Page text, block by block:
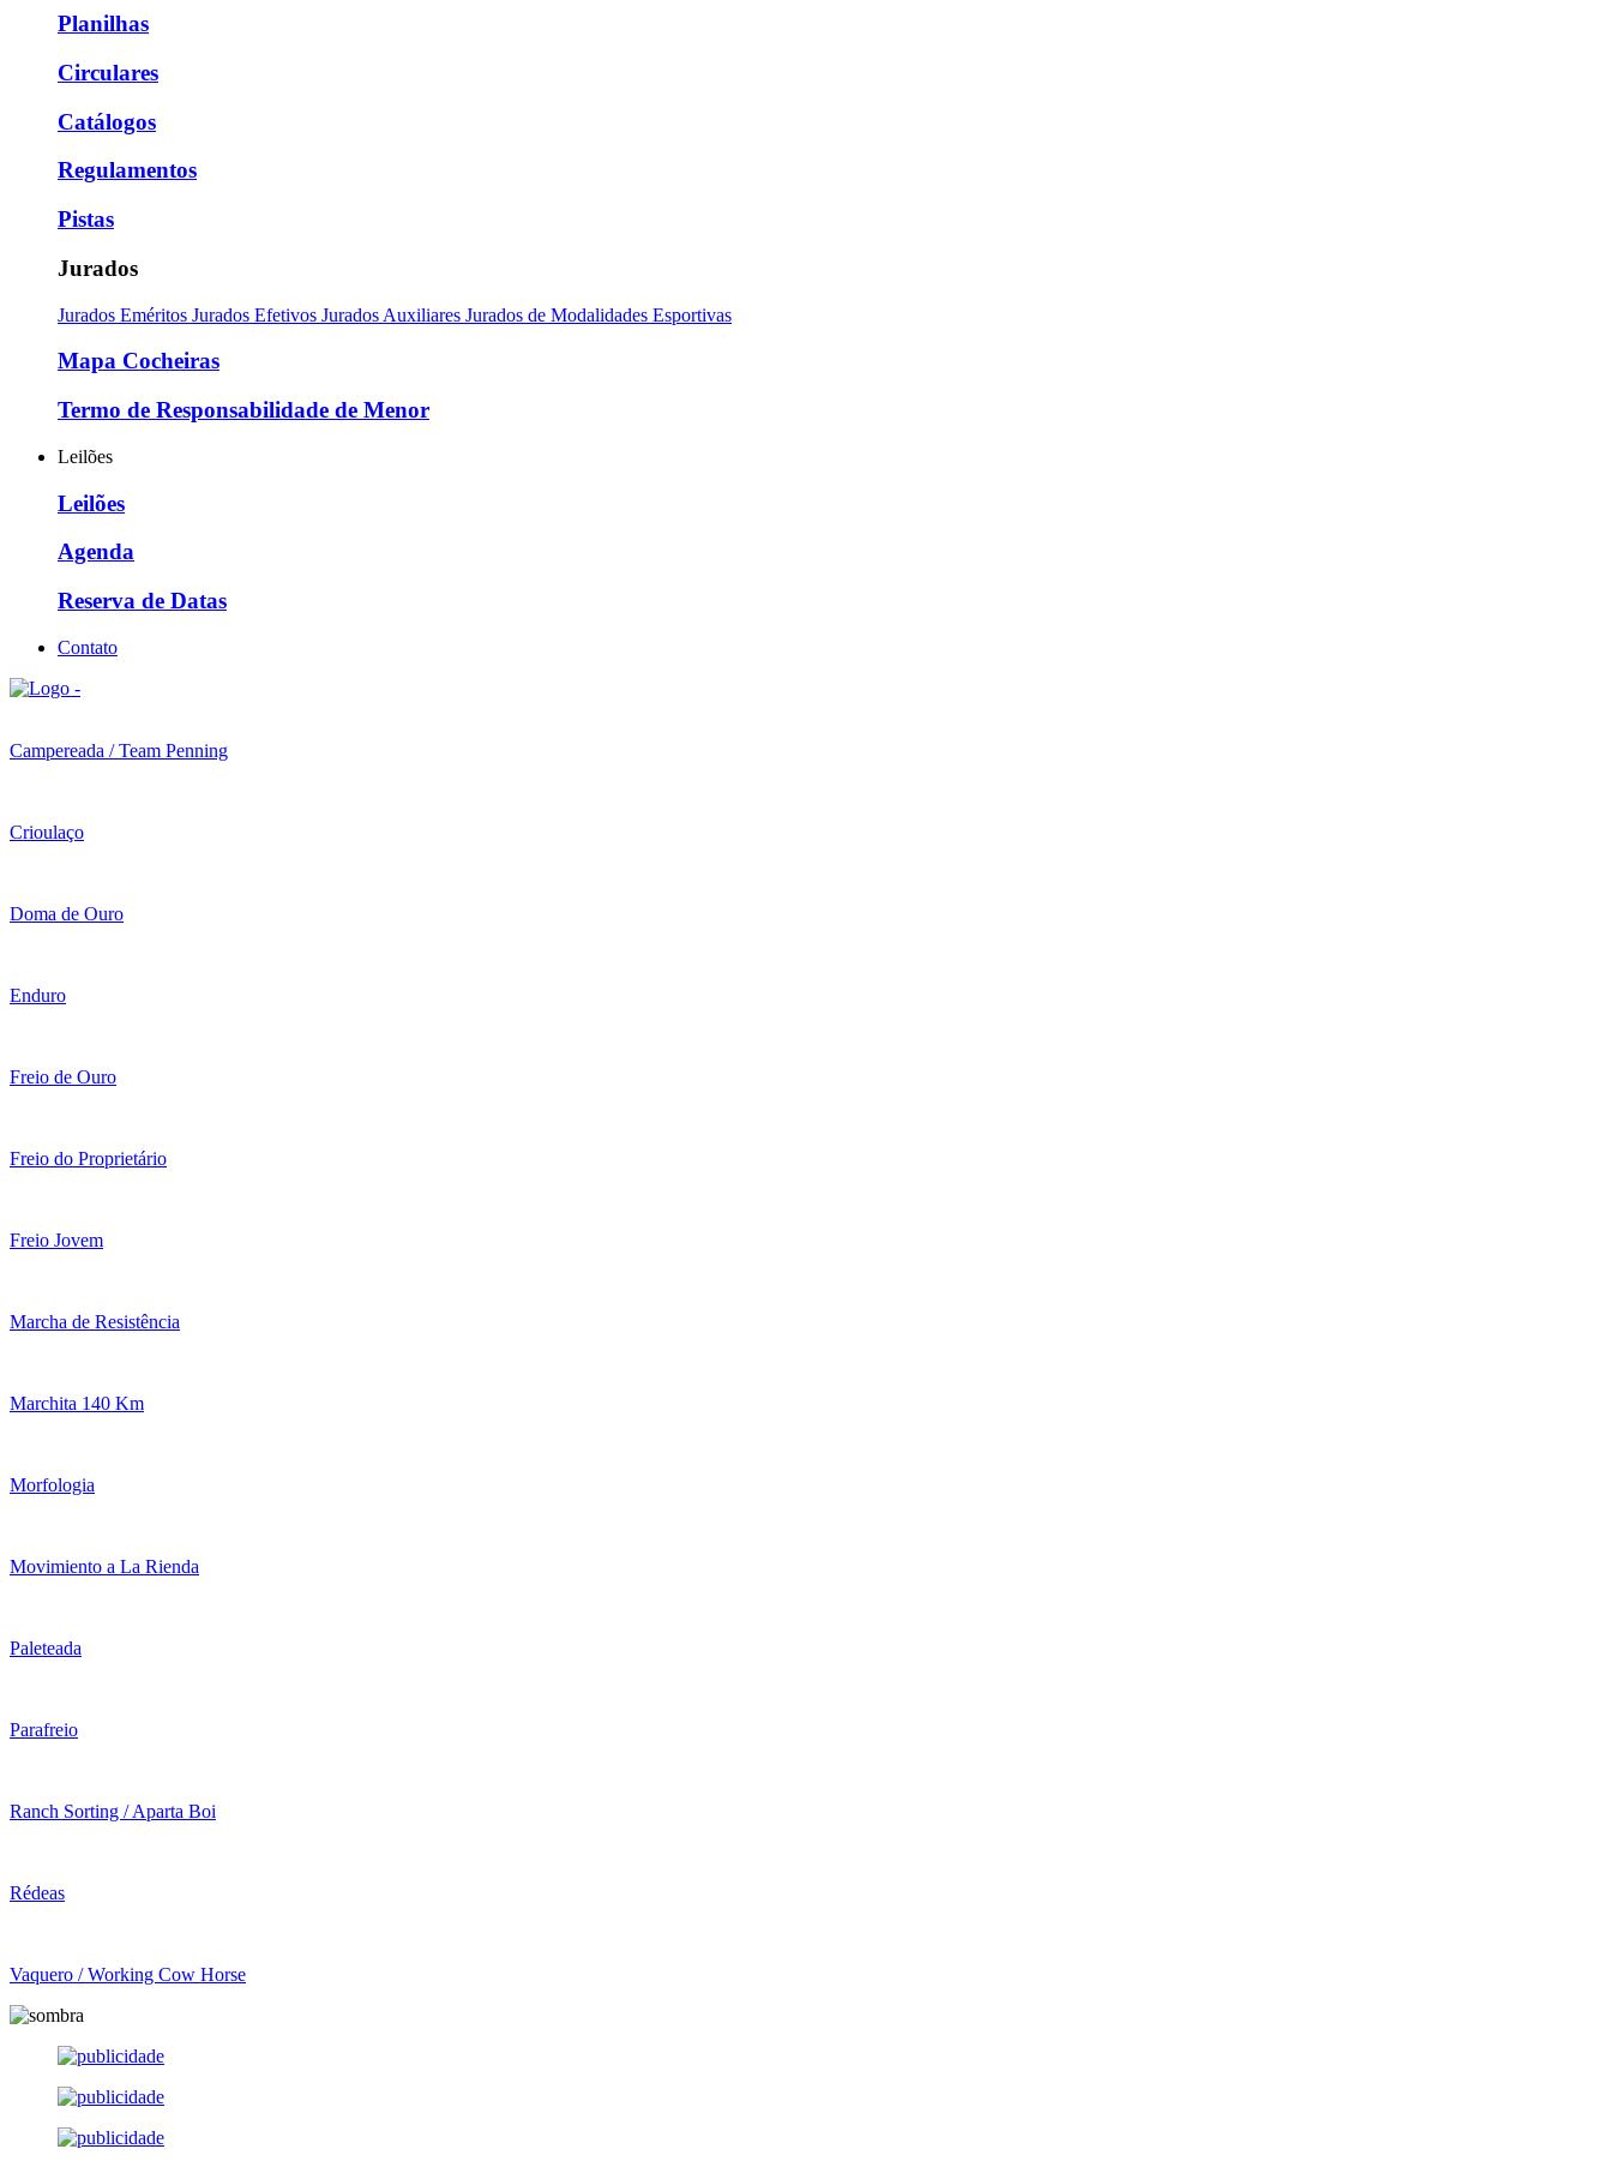
Planilhas
Circulares
Catálogos
Regulamentos
Pistas
Jurados
Jurados Eméritos Jurados Efetivos Jurados Auxiliares Jurados de Modalidades Esportivas
Mapa Cocheiras
Termo de Responsabilidade de Menor
Leilões
Leilões
Agenda
Reserva de Datas
Contato
Campereada / Team Penning
Crioulaço
Doma de Ouro
Enduro
Freio de Ouro
Freio do Proprietário
Freio Jovem
Marcha de Resistência
Marchita 140 Km
Morfologia
Movimiento a La Rienda
Paleteada
Parafreio
Ranch Sorting / Aparta Boi
Rédeas
Vaquero / Working Cow Horse